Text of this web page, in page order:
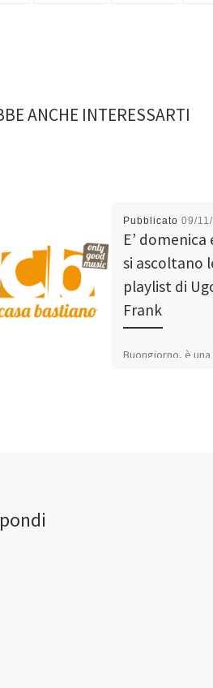
ANCHE INTERESSARTI
Pubblicato09/
E’ domenica
si ascoltano
playlist di
Frank
Buongiorno, è